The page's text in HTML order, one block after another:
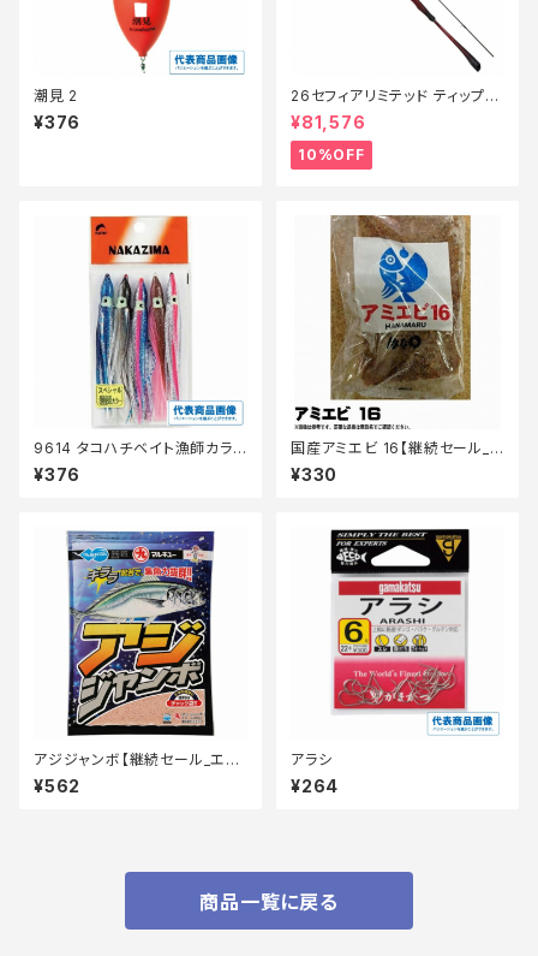
潮見 2
¥376
26セフィアリミテッド ティップエ
ギング S63ML+S【継続セール_
ロッド】【10】
¥81,576
10%OFF
9614 タコハチベイト漁師カラ
ー2.0アソート
¥376
国産アミエビ 16【継続セール_
エサ】
¥330
アジジャンボ【継続セール_エ
サ】
¥562
アラシ
¥264
商品一覧に戻る